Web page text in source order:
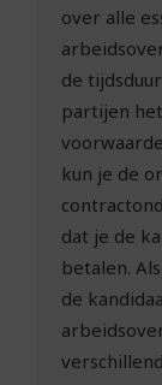
over alle
de
partijen
kun je de
dat je de
betalen.
de